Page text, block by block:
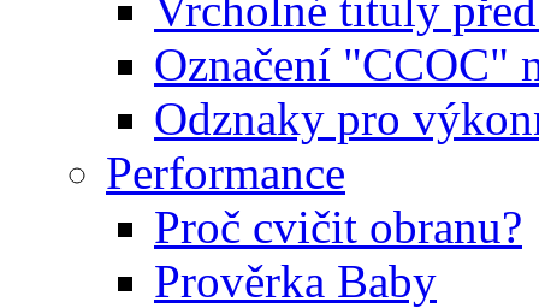
Označení "CCOC"
Odznaky pro
Performance
Proč cvičit obranu?
Prověrka Baby